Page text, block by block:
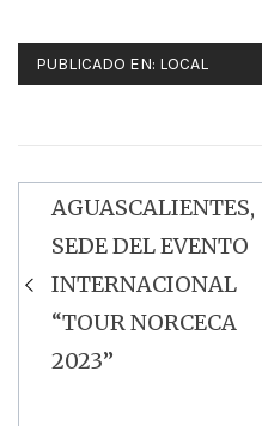
PUBLICADO EN: LOCAL
Navegación
de
entradas
AGUASCALIENTES,
SEDE DEL EVENTO
INTERNACIONAL
“TOUR NORCECA
2023”